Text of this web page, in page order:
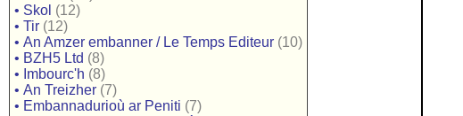
• Skol (12)
• Tir (12)
• An Amzer embanner / Le Temps Editeur (10)
• BZH5 Ltd (8)
• Imbourc'h (8)
• An Treizher (7)
• Embannadurioù ar Peniti (7)